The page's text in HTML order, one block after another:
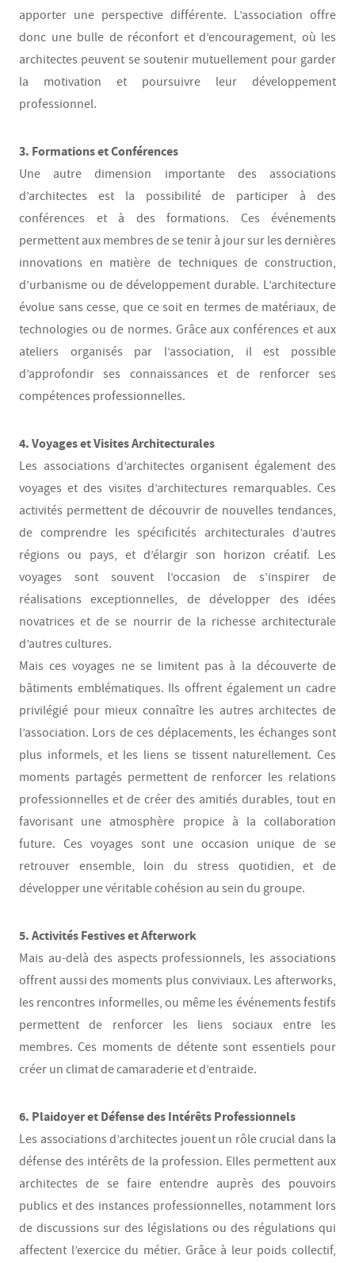
apporter une perspective différente. L’association offre
donc une bulle de réconfort et d’encouragement, où les
architectes peuvent se soutenir mutuellement pour garder
la motivation et poursuivre leur développement
professionnel.
3. Formations et Conférences
Une autre dimension importante des associations
d’architectes est la possibilité de participer à des
conférences et à des formations. Ces événements
permettent aux membres de se tenir à jour sur les dernières
innovations en matière de techniques de construction,
d’urbanisme ou de développement durable. L’architecture
évolue sans cesse, que ce soit en termes de matériaux, de
technologies ou de normes. Grâce aux conférences et aux
ateliers organisés par l’association, il est possible
d’approfondir ses connaissances et de renforcer ses
compétences professionnelles.
4. Voyages et Visites Architecturales
Les associations d’architectes organisent également des
voyages et des visites d’architectures remarquables. Ces
activités permettent de découvrir de nouvelles tendances,
de comprendre les spécificités architecturales d’autres
régions ou pays, et d’élargir son horizon créatif. Les
voyages sont souvent l’occasion de s’inspirer de
réalisations exceptionnelles, de développer des idées
novatrices et de se nourrir de la richesse architecturale
d’autres cultures.
Mais ces voyages ne se limitent pas à la découverte de
bâtiments emblématiques. Ils offrent également un cadre
privilégié pour mieux connaître les autres architectes de
l’association. Lors de ces déplacements, les échanges sont
plus informels, et les liens se tissent naturellement. Ces
moments partagés permettent de renforcer les relations
professionnelles et de créer des amitiés durables, tout en
favorisant une atmosphère propice à la collaboration
future. Ces voyages sont une occasion unique de se
retrouver ensemble, loin du stress quotidien, et de
développer une véritable cohésion au sein du groupe.
5. Activités Festives et Afterwork
Mais au-delà des aspects professionnels, les associations
offrent aussi des moments plus conviviaux. Les afterworks,
les rencontres informelles, ou même les événements festifs
permettent de renforcer les liens sociaux entre les
membres. Ces moments de détente sont essentiels pour
créer un climat de camaraderie et d’entraide.
6. Plaidoyer et Défense des Intérêts Professionnels
Les associations d’architectes jouent un rôle crucial dans la
défense des intérêts de la profession. Elles permettent aux
architectes de se faire entendre auprès des pouvoirs
publics et des instances professionnelles, notamment lors
de discussions sur des législations ou des régulations qui
affectent l’exercice du métier. Grâce à leur poids collectif,